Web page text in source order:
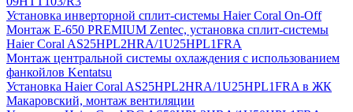
Установка инверторной сплит-системы Haier Coral On-Off
Монтаж E-650 PREMIUM Zentec, установка сплит-системы
Haier Coral AS25HPL2HRA/1U25HPL1FRA
Монтаж центральной системы охлаждения с использованием
фанкойлов Kentatsu
Установка Haier Coral AS25HPL2HRA/1U25HPL1FRA в ЖК
Макаровский, монтаж вентиляции